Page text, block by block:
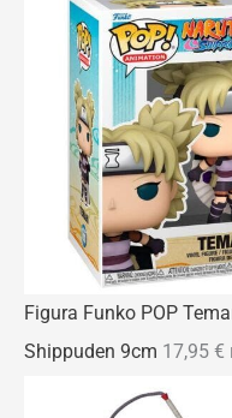
Figura Funko POP
Shippuden 9cm 17,95 €